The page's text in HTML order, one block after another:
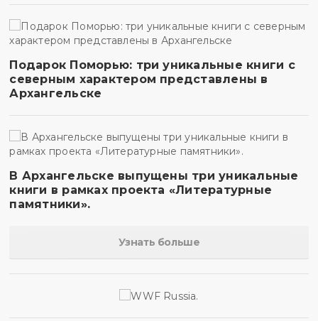
Подарок Поморью: три уникальные книги с
северным характером представлены в
Архангельске
В Архангельске выпущены три уникальные
книги в рамках проекта «Литературные
памятники».
Узнать больше